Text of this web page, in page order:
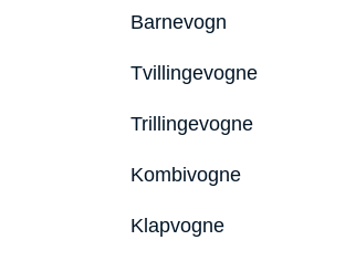
Barnevogn
Tvillingevogne
Trillingevogne
Kombivogne
Klapvogne